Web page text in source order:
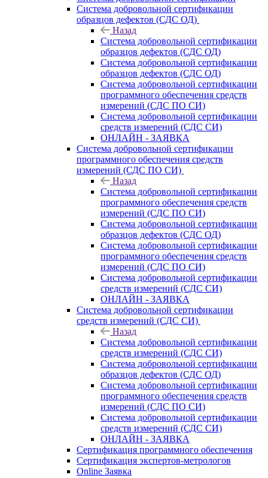
Система добровольной сертификации
образцов дефектов (СДС ОД)
Назад
Система добровольной сертификации
образцов дефектов (СДС ОД)
Система добровольной сертификации
образцов дефектов (СДС ОД)
Система добровольной сертификации
программного обеспечения средств
измерений (СДС ПО СИ)
Система добровольной сертификации
средств измерений (СДС СИ)
ОНЛАЙН - ЗАЯВКА
Система добровольной сертификации
программного обеспечения средств
измерений (СДС ПО СИ)
Назад
Система добровольной сертификации
программного обеспечения средств
измерений (СДС ПО СИ)
Система добровольной сертификации
образцов дефектов (СДС ОД)
Система добровольной сертификации
программного обеспечения средств
измерений (СДС ПО СИ)
Система добровольной сертификации
средств измерений (СДС СИ)
ОНЛАЙН - ЗАЯВКА
Система добровольной сертификации
средств измерений (СДС СИ)
Назад
Система добровольной сертификации
средств измерений (СДС СИ)
Система добровольной сертификации
образцов дефектов (СДС ОД)
Система добровольной сертификации
программного обеспечения средств
измерений (СДС ПО СИ)
Система добровольной сертификации
средств измерений (СДС СИ)
ОНЛАЙН - ЗАЯВКА
Сертификация программного обеспечения
Сертификация экспертов-метрологов
Online Заявка